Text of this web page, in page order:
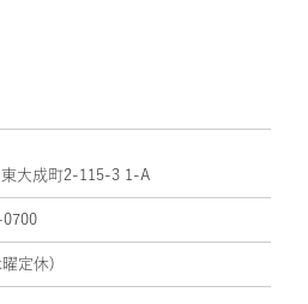
大成町2-115-3 1-A
定休)